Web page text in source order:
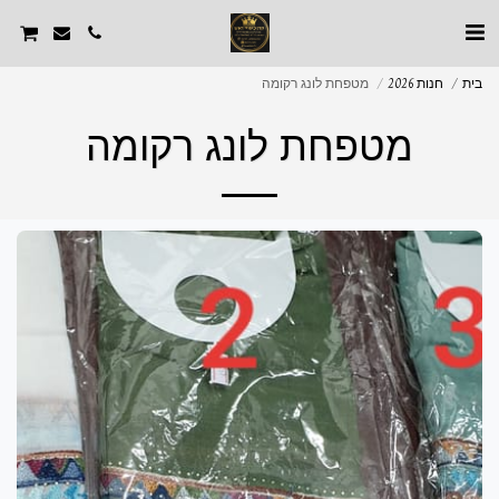
בית חנות 2026 מטפחת לונג רקומה
מטפחת לונג רקומה